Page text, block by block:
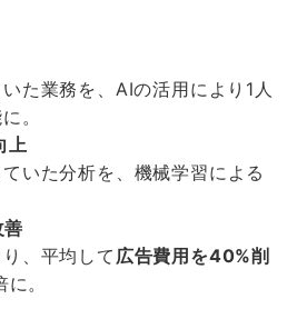
た業務を、AIの活用により1人
。
上
いた分析を、機械学習による
善
、平均して 広告費用を40%削
。